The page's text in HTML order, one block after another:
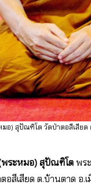
อ) สุปัณฑิโต วัดป่าตอสีเสียด
ระหมอ) สุปัณฑิโต พร
สีเสียด ต.บ้านตาด อ.